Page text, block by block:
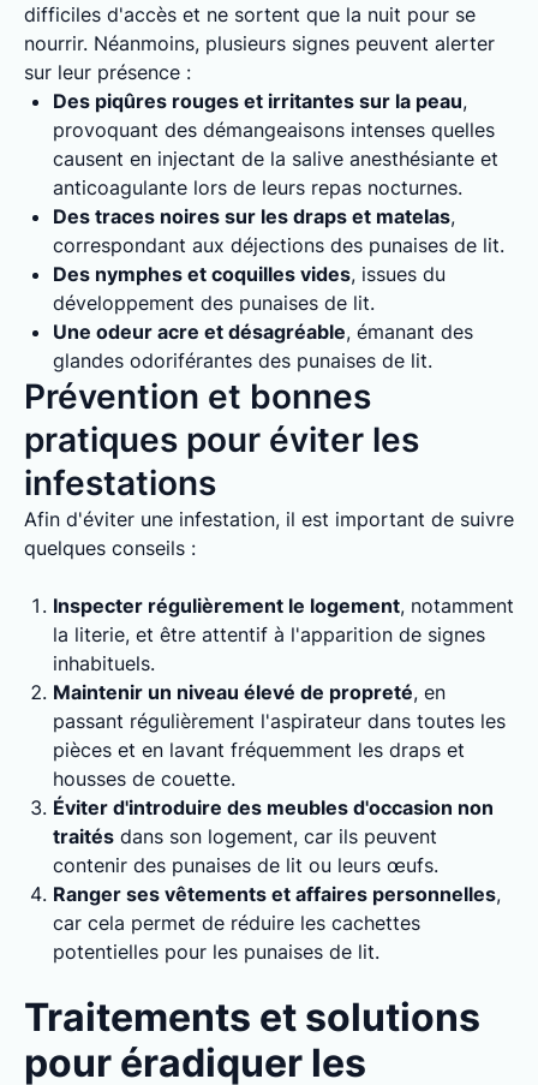
difficiles d'accès et ne sortent que la nuit pour se
nourrir. Néanmoins, plusieurs signes peuvent alerter
sur leur présence :
Des piqûres rouges et irritantes sur la peau,
provoquant des démangeaisons intenses quelles
causent en injectant de la salive anesthésiante et
anticoagulante lors de leurs repas nocturnes.
Des traces noires sur les draps et matelas,
correspondant aux déjections des punaises de lit.
Des nymphes et coquilles vides, issues du
développement des punaises de lit.
Une odeur acre et désagréable, émanant des
glandes odoriférantes des punaises de lit.
Prévention et bonnes
pratiques pour éviter les
infestations
Afin d'éviter une infestation, il est important de suivre
quelques conseils :
Inspecter régulièrement le logement, notamment
la literie, et être attentif à l'apparition de signes
inhabituels.
Maintenir un niveau élevé de propreté, en
passant régulièrement l'aspirateur dans toutes les
pièces et en lavant fréquemment les draps et
housses de couette.
Éviter d'introduire des meubles d'occasion non
traités dans son logement, car ils peuvent
contenir des punaises de lit ou leurs œufs.
Ranger ses vêtements et affaires personnelles,
car cela permet de réduire les cachettes
potentielles pour les punaises de lit.
Traitements et solutions
pour éradiquer les